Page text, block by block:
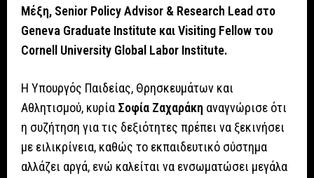
Μέξη, Senior Policy Advisor & Research Lead στο
Geneva Graduate Institute και Visiting Fellow του
Cornell University Global Labor Institute.
Η Υπουργός Παιδείας, Θρησκευμάτων και
Αθλητισμού, κυρία Σοφία Ζαχαράκη αναγνώρισε ότι
η συζήτηση για τις δεξιότητες πρέπει να ξεκινήσει
με ειλικρίνεια, καθώς το εκπαιδευτικό σύστημα
αλλάζει αργά, ενώ καλείται να ενσωματώσει μεγάλα